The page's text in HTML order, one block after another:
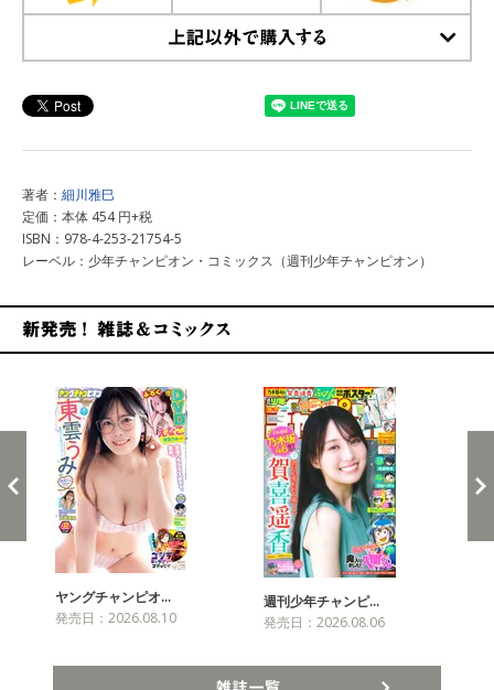
著者： 細川雅巳
定価：本体 454 円+税
ISBN：978-4-253-21754-5
レーベル：少年チャンピオン・コミックス（週刊少年チャンピオン）
ヤングチャンピオ…
発売日：2026.08.10
週刊少年チャンピ…
発売日：2026.08.06